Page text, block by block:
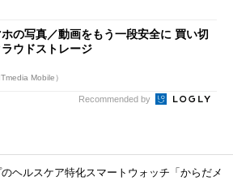
ホの写真／動画をもう一段安全に 買い切
ラウドストレージ
Mobile）
Recommended by
ヘルスケア特化スマートウォッチ「からだメ